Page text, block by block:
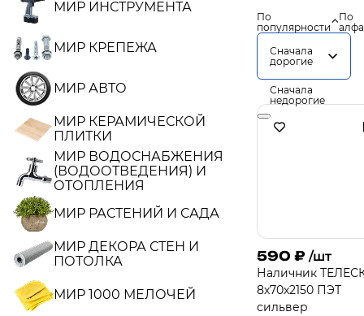
МИР ИНСТРУМЕНТА
МИР КРЕПЕЖА
МИР АВТО
МИР КЕРАМИЧЕСКОЙ
ПЛИТКИ
МИР ВОДОСНАБЖЕНИЯ
(ВОДООТВЕДЕНИЯ) И
ОТОПЛЕНИЯ
МИР РАСТЕНИЙ И САДА
МИР ДЕКОРА СТЕН И
ПОТОЛКА
МИР 1000 МЕЛОЧЕЙ
По
популярности
По
Сначала
дорогие
Сначала
недорогие
590 ₽ /шт
Наличник
8х70х2150 ПЭТ
сильвер